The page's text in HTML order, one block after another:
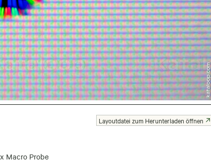
Macro Probe
Layoutdatei zum Herunterladen öffnen